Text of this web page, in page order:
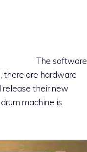
The software
there are hardware
release their new
machine is